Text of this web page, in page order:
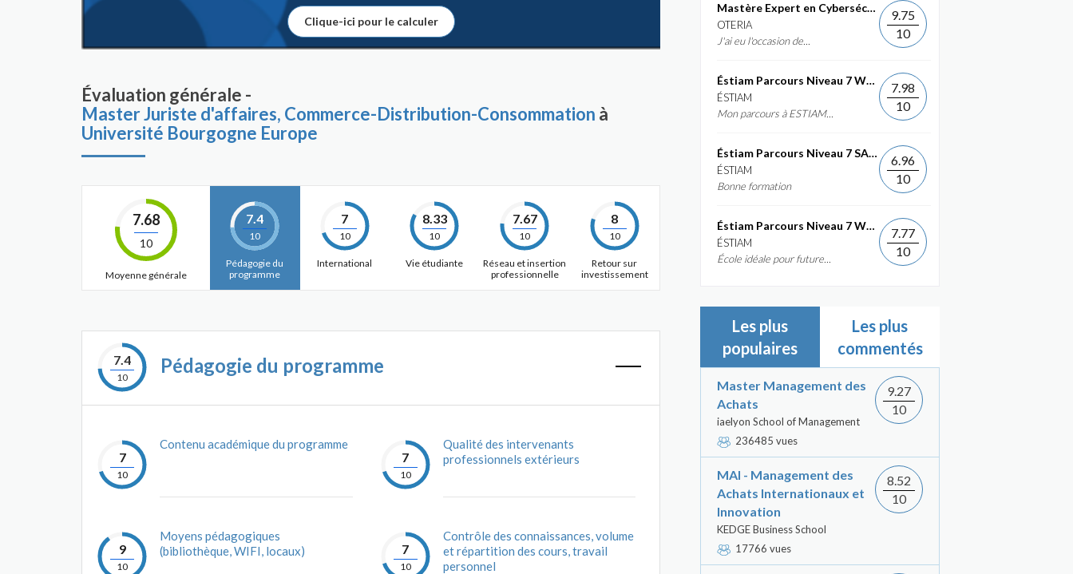
Clique-ici pour le calculer
Évaluation générale -
Master Juriste d'affaires, Commerce-Distribution-Consommation à
Université Bourgogne Europe
7.68
10
Moyenne générale
7.4
10
Pédagogie du
programme
7
10
International
8.33
10
Vie étudiante
7.67
10
Réseau et insertion
professionnelle
8
10
Retour sur
investissement
7.4
10
Pédagogie du programme
7
10
Contenu académique du programme
9
10
Moyens pédagogiques
(bibliothèque, WIFI, locaux)
7
10
Qualité des intervenants
professionnels extérieurs
7
10
Contrôle des connaissances, volume
et répartition des cours, travail
personnel
Mastère Expert en Cybersécurité
OTERIA
J'ai eu l'occasion de...
9.75
10
Éstiam Parcours Niveau 7 Web &...
ÉSTIAM
Mon parcours à ESTIAM...
7.98
10
Éstiam Parcours Niveau 7 SAP ERP...
ÉSTIAM
Bonne formation
6.96
10
Éstiam Parcours Niveau 7 Web &...
ÉSTIAM
École idéale pour future...
7.77
10
Les plus
populaires
Les plus
commentés
Master Management des
Achats
iaelyon School of Management
236485 vues
9.27
10
MAI - Management des
Achats Internationaux et
Innovation
KEDGE Business School
17766 vues
8.52
10